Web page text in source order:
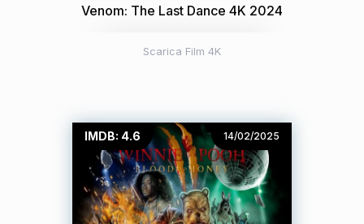
Venom: The Last Dance 4K 2024
Scarica Film 4K
IMDB: 4.6 14/02/2025